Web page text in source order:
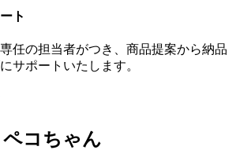
ト
任の担当者がつき、商品提案から納品
サポートいたします。
ペコちゃん